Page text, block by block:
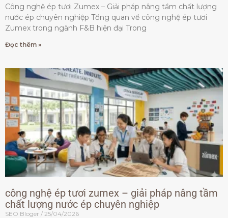
Công nghệ ép tươi Zumex – Giải pháp nâng tầm chất lượng
nước ép chuyên nghiệp Tổng quan về công nghệ ép tươi
Zumex trong ngành F&B hiện đại Trong
Đọc thêm »
công nghệ ép tươi zumex – giải pháp nâng tầm
chất lượng nước ép chuyên nghiệp
SEO Bloger 25/04/2026